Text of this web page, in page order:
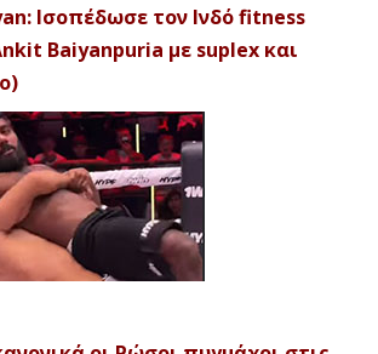
Ισοπέδωσε τον Ινδό fitness
Baiyanpuria με suplex και